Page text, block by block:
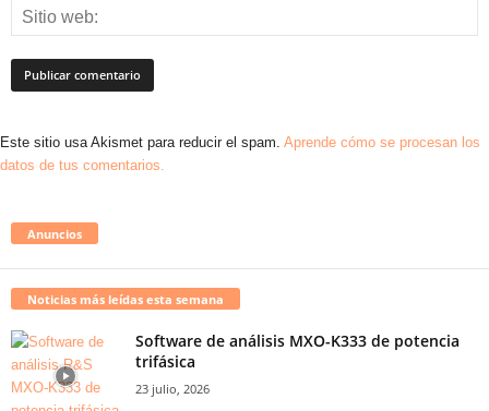
Este sitio usa Akismet para reducir el spam. Aprende cómo se procesan los
datos de tus comentarios.
Anuncios
Noticias más leídas esta semana
Software de análisis MXO-K333 de potencia
trifásica
23 julio, 2026